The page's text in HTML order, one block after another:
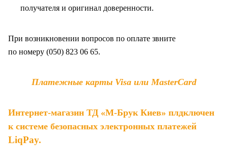
получателя и оригинал доверенности.
При возникновении вопросов по оплате звните
по номеру (050) 823 06 65.
Платежные карты Visa или MasterCard
Интернет-магазин ТД «М-Брук Киев» плдключен
к системе безопасных электронных платежей
LiqPay.